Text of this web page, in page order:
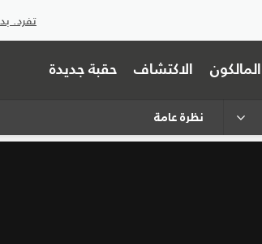
تفرد.
المالكون الاكتشاف حقبة جديدة
نظرة عامة